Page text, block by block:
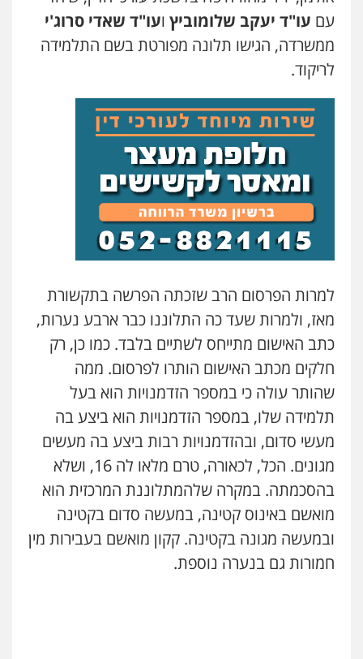
עם עו"ד יעקב שלומוביץ ועו"ד שאדי סרוג'י
ממשרדה, הגישו תלונה מפורטת בשם התלמידה
לריקוד.
למרות הפרסום הרב שזכתה הפרשה בתקשורת
מאז, ולמרות שעד כה התלוננו כבר ארבע נערות,
כתב האישום מתייחס לשתיים בלבד. כמו כן, רק
חלקים מכתב האישום הותרו לפרסום. ממה
שהותר עולה כי במספר הזדמנויות הוא בעל
תלמידה שלו, במספר הזדמנויות הוא ביצע בה
מעשי סדום, ובהזדמנויות רבות ביצע בה מעשים
מגונים. הכל, לכאורה, טרם מלאו לה 16, ושלא
בהסכמתה. במקרה שלהמתלוננת המרכזית הוא
מואשם באינוס קטינה, במעשה סדום בקטינה
ובמעשה מגונה בקטינה. קקון מואשם בעבירות מין
חמורות גם בנערה נוספת.